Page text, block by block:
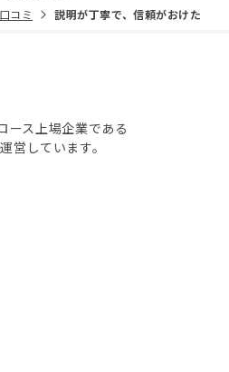
コミ
説明が丁寧で、信頼がおけた
ース上場企業である
しています。